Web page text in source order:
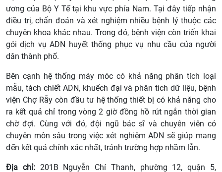
ương của Bộ Y Tế tại khu vực phía Nam. Tại đây tiếp nhận
điều trị, chẩn đoán và xét nghiệm nhiều bệnh lý thuộc các
chuyên khoa khác nhau. Trong đó, bệnh viện còn triển khai
gói dịch vụ ADN huyết thống phục vụ nhu cầu của người
dân thành phố.
Bên cạnh hệ thống máy móc có khả năng phân tích loại
mẫu, tách chiết ADN, khuếch đại và phân tích dữ liệu, bệnh
viện Chợ Rẫy còn đầu tư hệ thống thiết bị có khả năng cho
ra kết quả chỉ trong vòng 2 giờ đồng hồ rút ngắn thời gian
chờ đợi. Cùng với đó, đội ngũ bác sĩ và chuyên viên có
chuyên môn sâu trong việc xét nghiệm ADN sẽ giúp mang
đến kết quả chính xác nhất, tránh trường hợp nhầm lẫn.
Địa chỉ:201B Nguyễn Chí Thanh, phường 12, quận 5,